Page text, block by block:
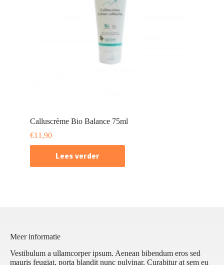
Calluscrème Bio Balance 75ml
€11,90
Lees verder
Meer informatie
Vestibulum a ullamcorper ipsum. Aenean bibendum eros sed
mauris feugiat, porta blandit nunc pulvinar. Curabitur at sem eu